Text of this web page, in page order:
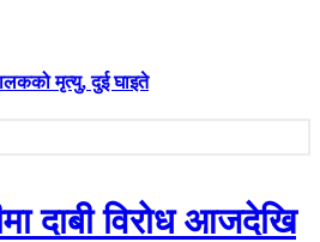
मृत्यु, दुई घाइते
दाबी विरोध आजदेखि